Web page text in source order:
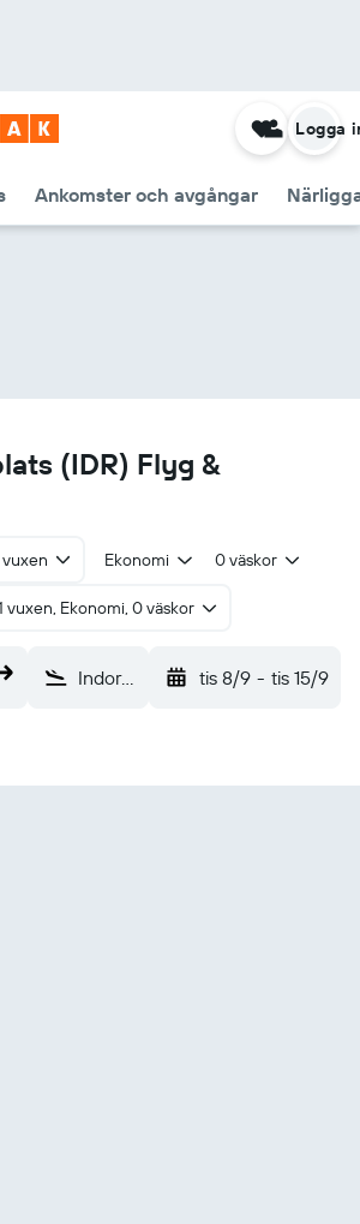
Ankomster och avgångar
Logga
(IDR) Flyg &
vuxen Ekonomi 0 väskor
vuxen, Ekonomi, 0 väskor
Indore (IDR) tis 8/9 - tis 15/9